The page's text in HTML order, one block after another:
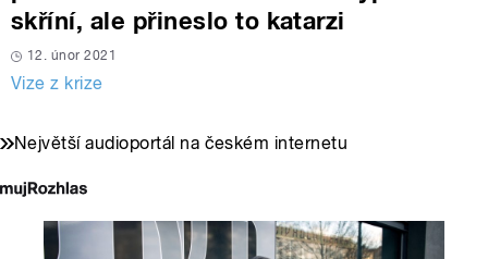
skříní, ale přineslo to katarzi
12. únor 2021
Vize z krize
Největší audioportál na českém internetu